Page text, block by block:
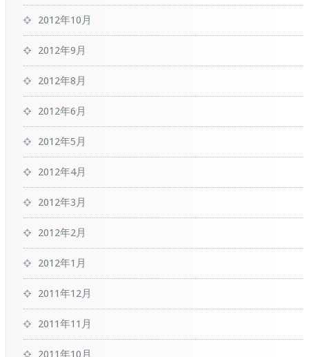
2012年10月
2012年9月
2012年8月
2012年6月
2012年5月
2012年4月
2012年3月
2012年2月
2012年1月
2011年12月
2011年11月
2011年10月